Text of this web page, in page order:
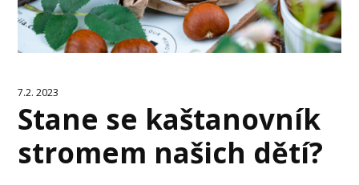
7.2. 2023
Stane se kaštanovník
stromem našich dětí?